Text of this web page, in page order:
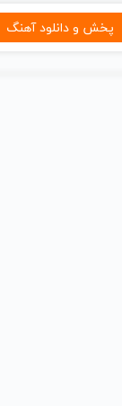
پخش و دانلود آهنگ